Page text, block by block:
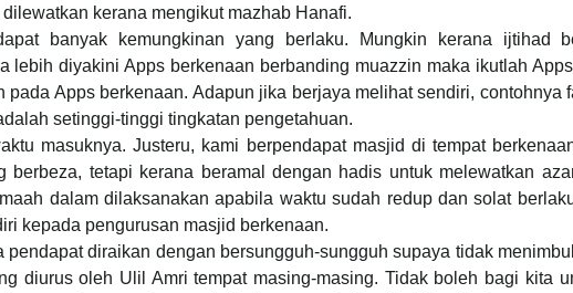
kerana mengikut mazhab Hanafi.
banyak kemungkinan yang berlaku. Mungkin kerana ijtihad
lebih diyakini Apps berkenaan berbanding muazzin maka ikutlah
pada Apps berkenaan. Adapun jika berjaya melihat sendiri, contohnya
setinggi-tinggi tingkatan pengetahuan.
masuknya. Justeru, kami berpendapat masjid di tempat
berbeza, tetapi kerana beramal dengan hadis untuk melewatkan
dalam dilaksanakan apabila waktu sudah redup dan solat
kepada pengurusan masjid berkenaan.
diraikan dengan bersungguh-sungguh supaya tidak
diurus oleh Ulil Amri tempat masing-masing. Tidak boleh bagi kita